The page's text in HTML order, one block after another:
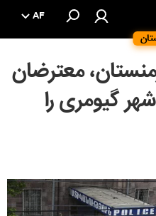
AF
معترضان
گیومری را